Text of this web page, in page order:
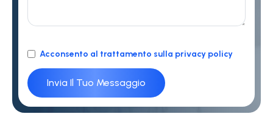
Acconsento al trattamento sulla privacy policy